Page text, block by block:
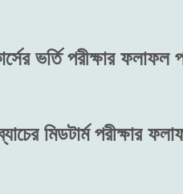
ভর্তি পরীক্ষার ফলাফল
মিডটার্ম পরীক্ষার